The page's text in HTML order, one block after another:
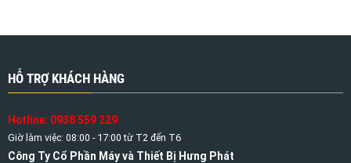
HỖ TRỢ KHÁCH HÀNG
Hotline: 0938 559 229
Giờ làm việc: 08:00 - 17:00 từ T2 đến T6
Công Ty Cổ Phần Máy và Thiết Bị Hưng Phát